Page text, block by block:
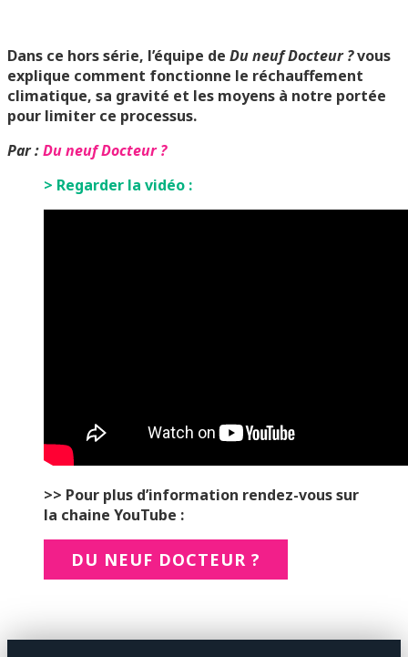
Dans ce hors série, l’équipe de Du neuf Docteur ?vous
explique comment fonctionne le réchauffement
climatique, sa gravité et les moyens à notre portée
pour limiter ce processus.
Par :Du neuf Docteur ?
> Regarder la vidéo :
>> Pour plus d’information rendez-vous sur
la chaine YouTube :
DU NEUF DOCTEUR ?